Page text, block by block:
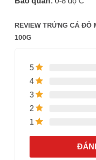
REVIEW TRỨNG CÁ ĐỎ
100G
5
4
3
2
1